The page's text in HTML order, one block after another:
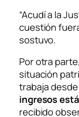
“Acudí a la
cuestión
sostuvo.
Por otra
situación
trabaja
ingresos
recibido